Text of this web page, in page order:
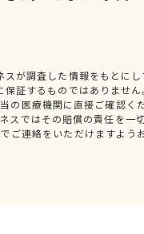
が調査した情報をもとにし
証するものではありません
の医療機関に直接ご確認くだ
ではその賠償の責任を一
連絡をいただけますよう